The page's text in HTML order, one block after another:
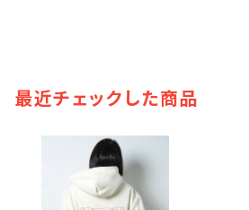
最近チェックした商品